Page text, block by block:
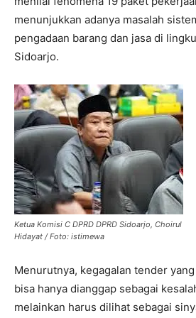
menunjukkan adanya masalah
pengadaan barang dan jasa di
Sidoarjo.
Ketua Komisi C DPRD DPRD Sidoarjo, Choirul
Hidayat / Foto: istimewa
Menurutnya, kegagalan tender
bisa hanya dianggap sebagai
melainkan harus dilihat sebagai